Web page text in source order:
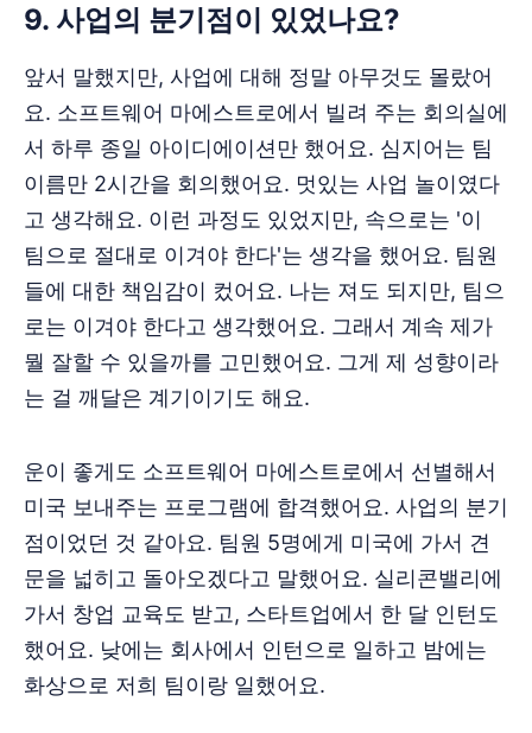
9. 사업의 분기점이 있었나요?
앞서 말했지만, 사업에 대해 정말 아무것도 몰랐어
요. 소프트웨어 마에스트로에서 빌려 주는 회의실에
서 하루 종일 아이디에이션만 했어요. 심지어는 팀
이름만 2시간을 회의했어요. 멋있는 사업 놀이였다
고 생각해요. 이런 과정도 있었지만, 속으로는 '이
팀으로 절대로 이겨야 한다'는 생각을 했어요. 팀원
들에 대한 책임감이 컸어요. 나는 져도 되지만, 팀으
로는 이겨야 한다고 생각했어요. 그래서 계속 제가
뭘 잘할 수 있을까를 고민했어요. 그게 제 성향이라
는 걸 깨달은 계기이기도 해요.
운이 좋게도 소프트웨어 마에스트로에서 선별해서
미국 보내주는 프로그램에 합격했어요. 사업의 분기
점이었던 것 같아요. 팀원 5명에게 미국에 가서 견
문을 넓히고 돌아오겠다고 말했어요. 실리콘밸리에
가서 창업 교육도 받고, 스타트업에서 한 달 인턴도
했어요. 낮에는 회사에서 인턴으로 일하고 밤에는
화상으로 저희 팀이랑 일했어요.